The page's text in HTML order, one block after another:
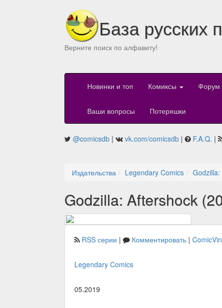
База русских
Верните поиск по алфавиту!
Новинки и топ Комиксы Форум
Ваши вопросы Потеряшки
@comicsdb | vk.com/comicsdb | F.A.Q. |
Издательства Legendary Comics
Godzilla: Aftershock
RSS серии | Комментировать |
Legendary Comics
05.2019